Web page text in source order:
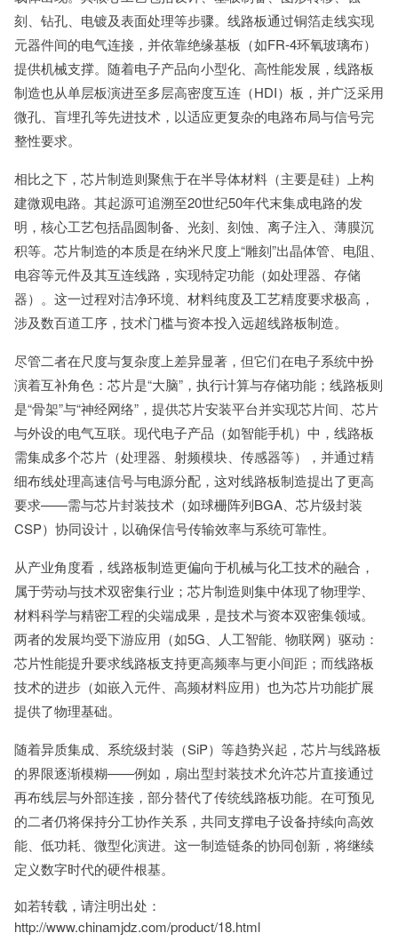
刻、钻孔、电镀及表面处理等步骤。线路板通过铜箔走线实现
元器件间的电气连接，并依靠绝缘基板（如FR-4环氧玻璃布）
提供机械支撑。随着电子产品向小型化、高性能发展，线路板
制造也从单层板演进至多层高密度互连（HDI）板，并广泛采用
微孔、盲埋孔等先进技术，以适应更复杂的电路布局与信号完
整性要求。
相比之下，芯片制造则聚焦于在半导体材料（主要是硅）上构
建微观电路。其起源可追溯至20世纪50年代末集成电路的发
明，核心工艺包括晶圆制备、光刻、刻蚀、离子注入、薄膜沉
积等。芯片制造的本质是在纳米尺度上“雕刻”出晶体管、电阻、
电容等元件及其互连线路，实现特定功能（如处理器、存储
器）。这一过程对洁净环境、材料纯度及工艺精度要求极高，
涉及数百道工序，技术门槛与资本投入远超线路板制造。
尽管二者在尺度与复杂度上差异显著，但它们在电子系统中扮
演着互补角色：芯片是“大脑”，执行计算与存储功能；线路板则
是“骨架”与“神经网络”，提供芯片安装平台并实现芯片间、芯片
与外设的电气互联。现代电子产品（如智能手机）中，线路板
需集成多个芯片（处理器、射频模块、传感器等），并通过精
细布线处理高速信号与电源分配，这对线路板制造提出了更高
要求——需与芯片封装技术（如球栅阵列BGA、芯片级封装
CSP）协同设计，以确保信号传输效率与系统可靠性。
从产业角度看，线路板制造更偏向于机械与化工技术的融合，
属于劳动与技术双密集行业；芯片制造则集中体现了物理学、
材料科学与精密工程的尖端成果，是技术与资本双密集领域。
两者的发展均受下游应用（如5G、人工智能、物联网）驱动：
芯片性能提升要求线路板支持更高频率与更小间距；而线路板
技术的进步（如嵌入元件、高频材料应用）也为芯片功能扩展
提供了物理基础。
随着异质集成、系统级封装（SiP）等趋势兴起，芯片与线路板
的界限逐渐模糊——例如，扇出型封装技术允许芯片直接通过
再布线层与外部连接，部分替代了传统线路板功能。在可预见
的二者仍将保持分工协作关系，共同支撑电子设备持续向高效
能、低功耗、微型化演进。这一制造链条的协同创新，将继续
定义数字时代的硬件根基。
如若转载，请注明出处：
http://www.chinamjdz.com/product/18.html